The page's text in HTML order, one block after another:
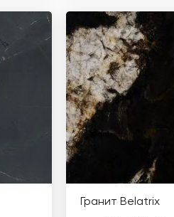
Гранит Belatrix